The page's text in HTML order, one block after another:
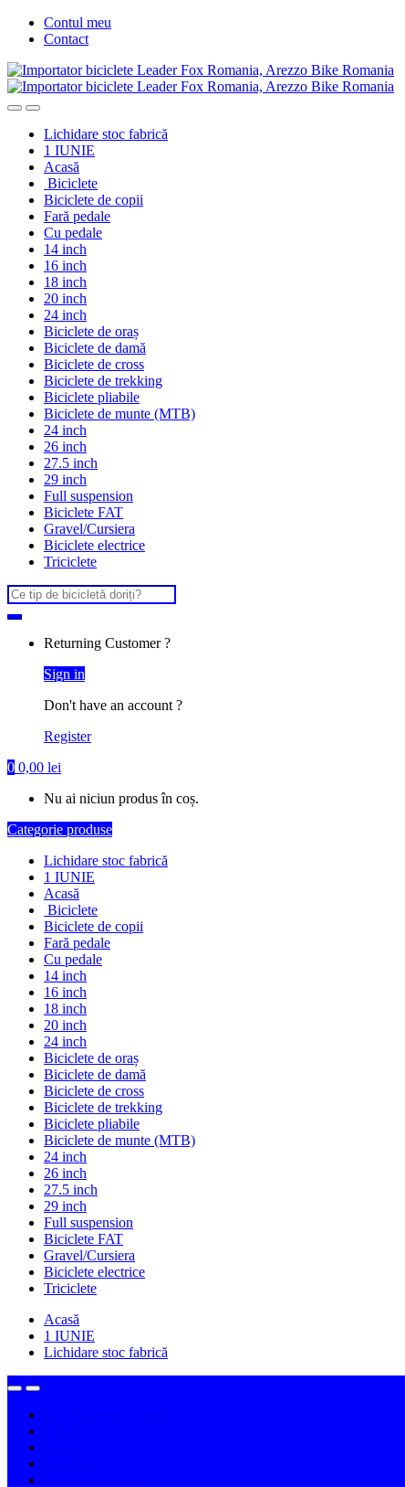
Skip
Skip
Contul meu
Contact
Lichidare stoc fabrică
1 IUNIE
Acasă
Biciclete
Biciclete de copii
Fară pedale
Cu pedale
14 inch
16 inch
18 inch
20 inch
24 inch
Biciclete de oraș
Biciclete de damă
Biciclete de cross
Biciclete de trekking
Biciclete pliabile
Biciclete de munte (MTB)
24 inch
26 inch
27.5 inch
29 inch
Full suspension
Biciclete FAT
Gravel/Cursiera
Biciclete electrice
Triciclete
Search
for:
Returning Customer ?
Sign in
Don't have an account ?
Register
0 0,00 lei
Nu ai niciun produs în coș.
Categorie produse
Lichidare stoc fabrică
1 IUNIE
Acasă
Biciclete
Biciclete de copii
Fară pedale
Cu pedale
14 inch
16 inch
18 inch
20 inch
24 inch
Biciclete de oraș
Biciclete de damă
Biciclete de cross
Biciclete de trekking
Biciclete pliabile
Biciclete de munte (MTB)
24 inch
26 inch
27.5 inch
29 inch
Full suspension
Biciclete FAT
Gravel/Cursiera
Biciclete electrice
Triciclete
Acasă
1 IUNIE
Lichidare stoc fabrică